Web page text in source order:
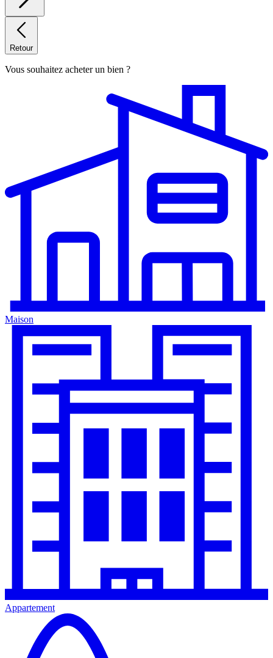
Retour
Vous souhaitez acheter un bien ?
Maison
Appartement